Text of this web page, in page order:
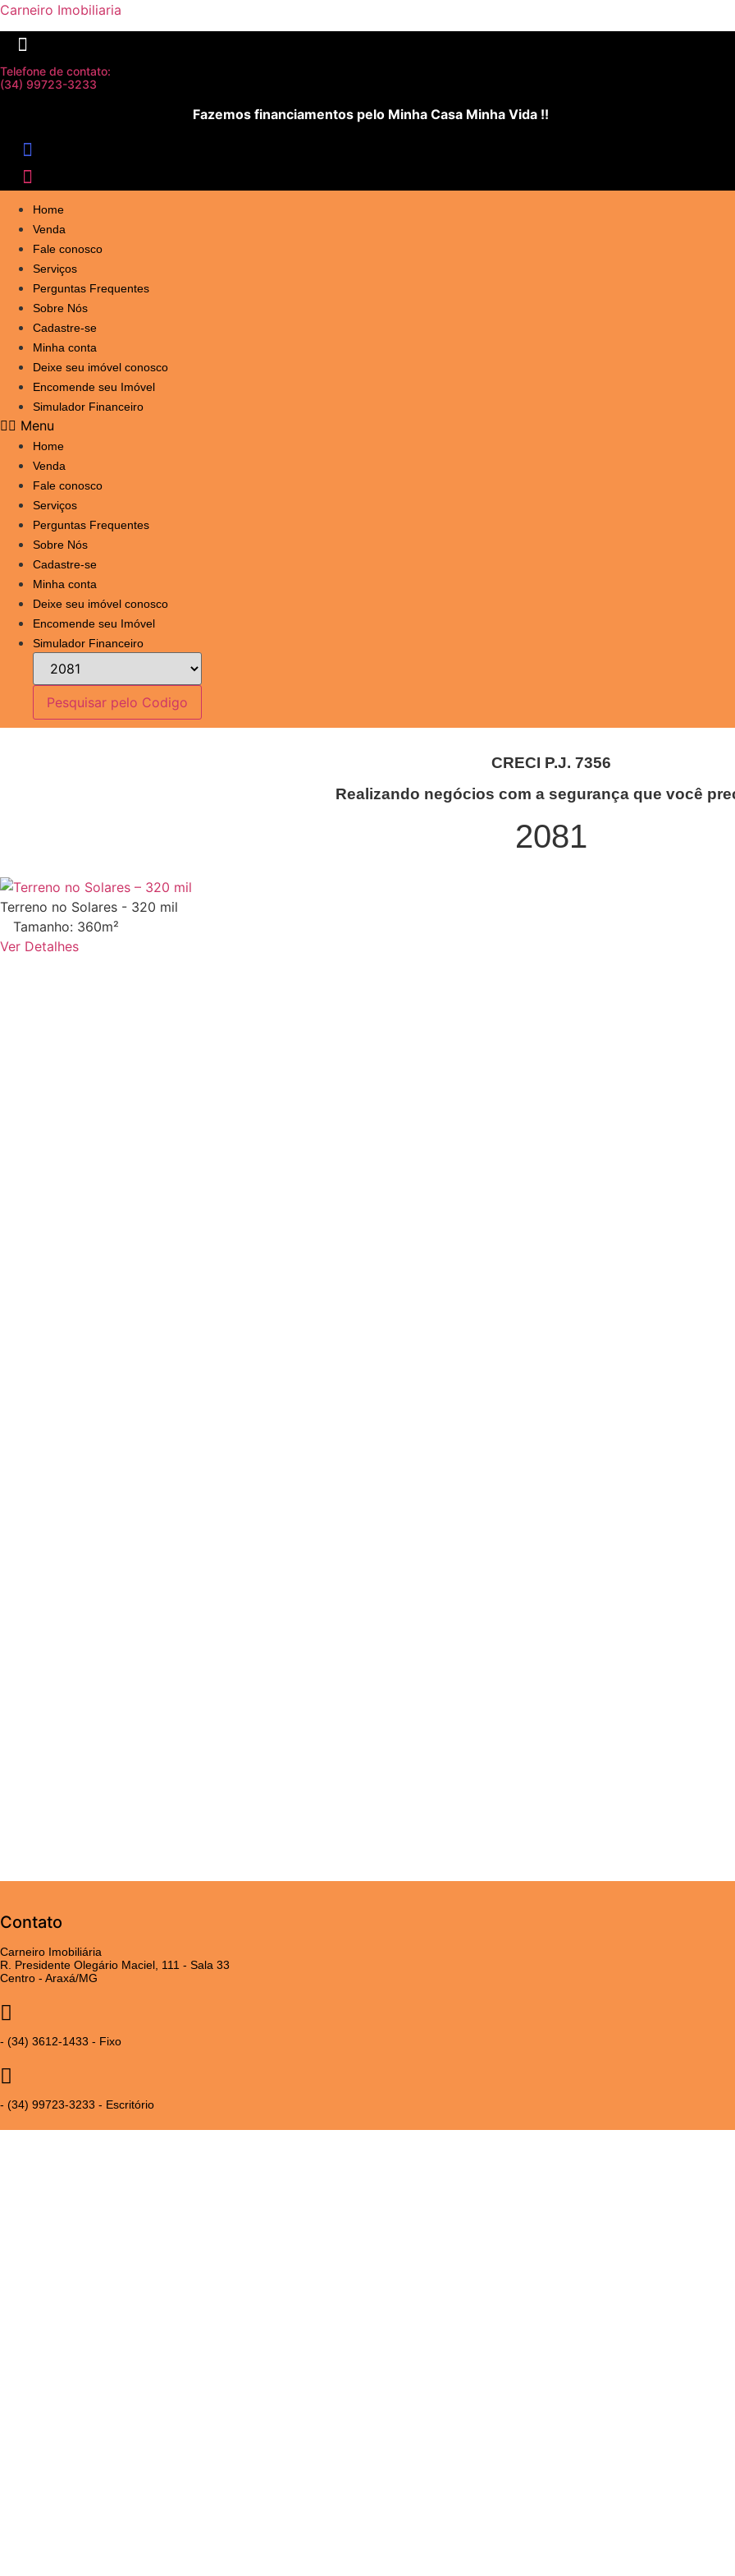
Carneiro Imobiliaria
Telefone de contato:
(34) 99723-3233
Fazemos financiamentos pelo Minha Casa Minha Vida !!
Home
Venda
Fale conosco
Serviços
Perguntas Frequentes
Sobre Nós
Cadastre-se
Minha conta
Deixe seu imóvel conosco
Encomende seu Imóvel
Simulador Financeiro
Menu
Home
Venda
Fale conosco
Serviços
Perguntas Frequentes
Sobre Nós
Cadastre-se
Minha conta
Deixe seu imóvel conosco
Encomende seu Imóvel
Simulador Financeiro
CRECI P.J. 7356
Realizando negócios com a segurança que você
2081
Terreno no Solares - 320 mil
Tamanho: 360m²
Ver Detalhes
Contato
Carneiro Imobiliária
R. Presidente Olegário Maciel, 111 - Sala 33
Centro - Araxá/MG
- (34) 3612-1433 - Fixo
- (34) 99723-3233 - Escritório